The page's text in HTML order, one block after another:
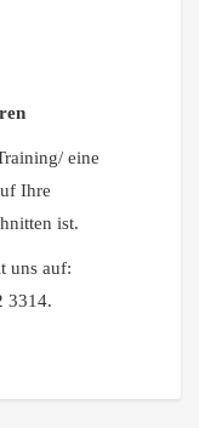
eine
Ihre
ist.
uns auf:
3314.